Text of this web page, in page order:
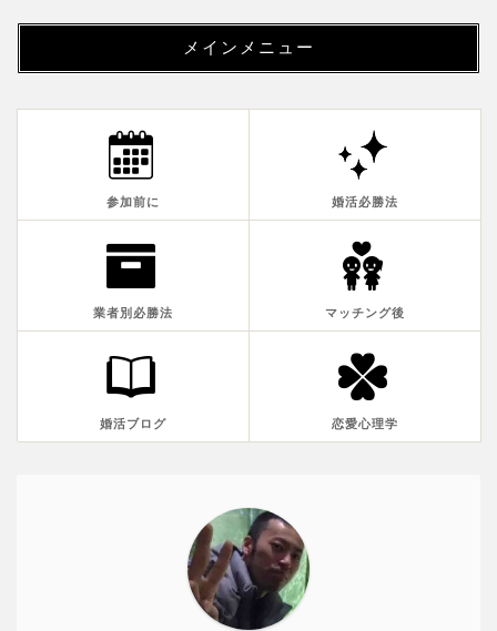
メインメニュー
参加前に 婚活必勝法
業者別必勝法 マッチング後
婚活ブログ 恋愛心理学